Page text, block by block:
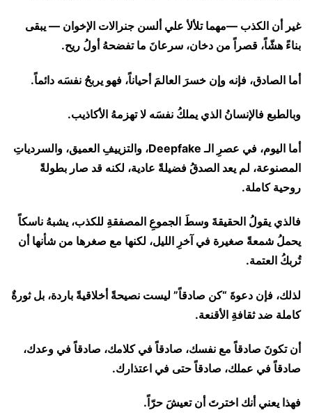
غير أن الكذب —مهما تلألأ علي ألسن جنرالات الإخوان — يبقى
بناءً هشّاً، قصراً من دخان، سرعانَ ما تفضحهُ أولُ ريح.
أما الصادق، فإنه وإن خسرَ العالمَ أحياناً، فهو يربحُ نفسَه دائماً.
وبالطبع فالإنسانُ الذي يملكُ نفسَه لا تهزمهُ الأكاذيب.
أما اليوم، في عصرِ الـ Deepfake، والتزييفِ العميق، والسردياتِ
المصنوعة، لم يعد الصدقُ فضيلةً عادية، لكنه قد صار بطولةً
روحية كاملة.
فالذي يقولُ الحقيقةَ وسطَ الجموعِ المصفقةِ للكذب، يشبهُ ناسكاً
يحملُ شمعةً صغيرة في آخرِ الليل، لكنها مع صغرها من شأنها أن
تُربكُ العتمة.
لذلك، فإن دعوةَ “كن صادقاً” ليست نصيحةً أخلاقيةً باردة، بل ثورةٌ
كاملة ضد ثقافةِ الأقنعة.
أن تكونَ صادقاً مع نفسك، صادقاً في كلامك، صادقاً في وعدك،
صادقاً في عملك، صادقاً حتى في اعتذارك.
فهذا يعني أنك اخترتَ أن تعيشَ حرّاً.